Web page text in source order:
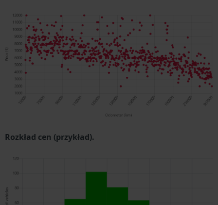
Rozkład cen (przykład).